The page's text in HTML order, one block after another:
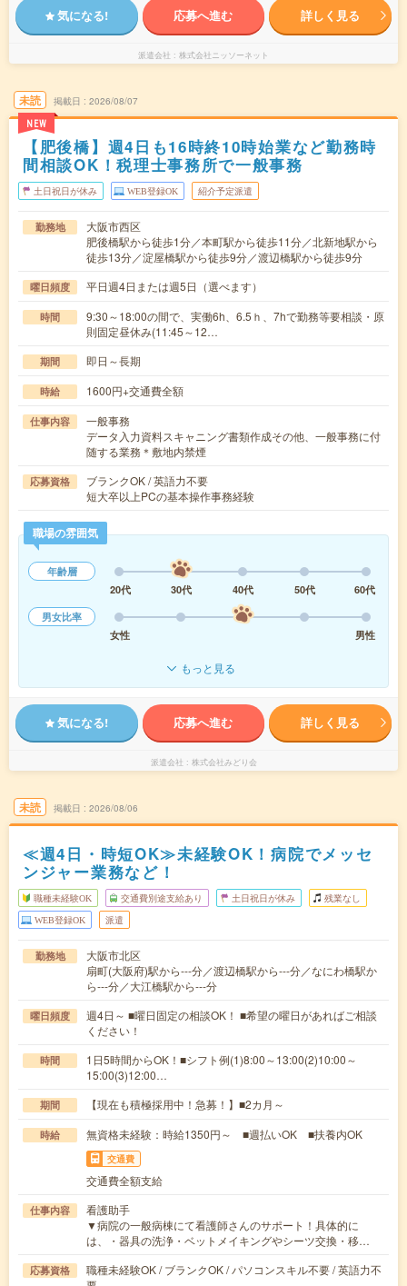
気になる! 応募へ進む 詳しく見る
派遣会社 株式会社ニッソーネット
未読
NEW
掲載日 2026/08/07
【肥後橋】週4日も16時終10時始業など勤務時
間相談OK！税理士事務所で一般事務
土日祝日が休み WEB登録OK 紹介予定派遣
勤務地
大阪市西区
肥後橋駅から徒歩1分／本町駅から徒歩11分／北新地駅から
徒歩13分／淀屋橋駅から徒歩9分／渡辺橋駅から徒歩9分
曜日頻度 平日週4日または週5日（選べます）
時間
9:30～18:00の間で、実働6h、6.5ｈ、7hで勤務等要相談・原
則固定昼休み(11:45～12…
期間 即日～長期
時給 1600円+交通費全額
仕事内容
一般事務
データ入力資料スキャニング書類作成その他、一般事務に付
随する業務＊敷地内禁煙
応募資格
ブランクOK / 英語力不要
短大卒以上PCの基本操作事務経験
職場の雰囲気
年齢層
20代
30代 40代 50代
60代
男女比率
女性
男性
もっと見る
気になる! 応募へ進む 詳しく見る
派遣会社 株式会社みどり会
未読 掲載日 2026/08/06
≪週4日・時短OK≫未経験OK！病院でメッセ
ンジャー業務など！
職種未経験OK 交通費別途支給あり 土日祝日が休み 残業なし
WEB登録OK 派遣
勤務地
大阪市北区
扇町(大阪府)駅から---分／渡辺橋駅から---分／なにわ橋駅か
ら---分／大江橋駅から---分
曜日頻度
週4日～ ■曜日固定の相談OK！ ■希望の曜日があればご相談
ください！
時間
1日5時間からOK！■シフト例(1)8:00～13:00(2)10:00～
15:00(3)12:00…
期間 【現在も積極採用中！急募！】■2カ月～
時給 無資格未経験：時給1350円～ ■週払いOK ■扶養内OK
交通費
交通費全額支給
仕事内容
看護助手
▼病院の一般病棟にて看護師さんのサポート！具体的に
は、・器具の洗浄・ベットメイキングやシーツ交換・移…
応募資格
職種未経験OK / ブランクOK / パソコンスキル不要 / 英語力不